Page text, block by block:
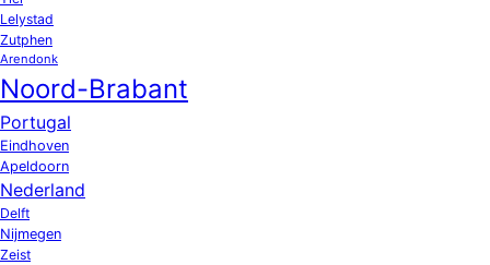
Lelystad
Zutphen
Arendonk
Noord-Brabant
Portugal
Eindhoven
Apeldoorn
Nederland
Delft
Nijmegen
Zeist